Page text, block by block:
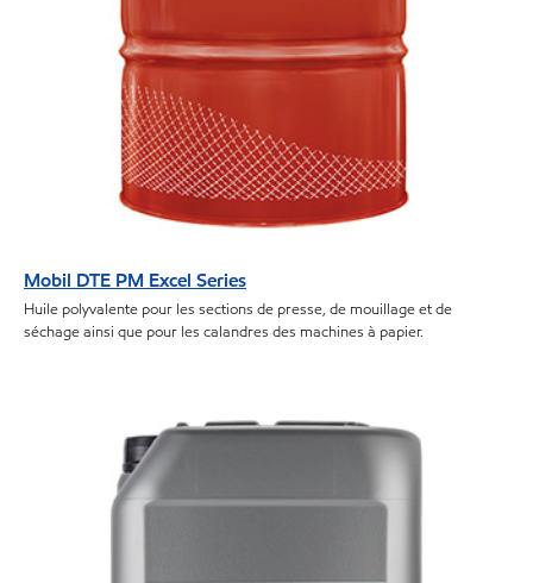
Mobil DTE PM Excel Series
Huile polyvalente pour les sections de presse, de mouillage et de
séchage ainsi que pour les calandres des machines à papier.